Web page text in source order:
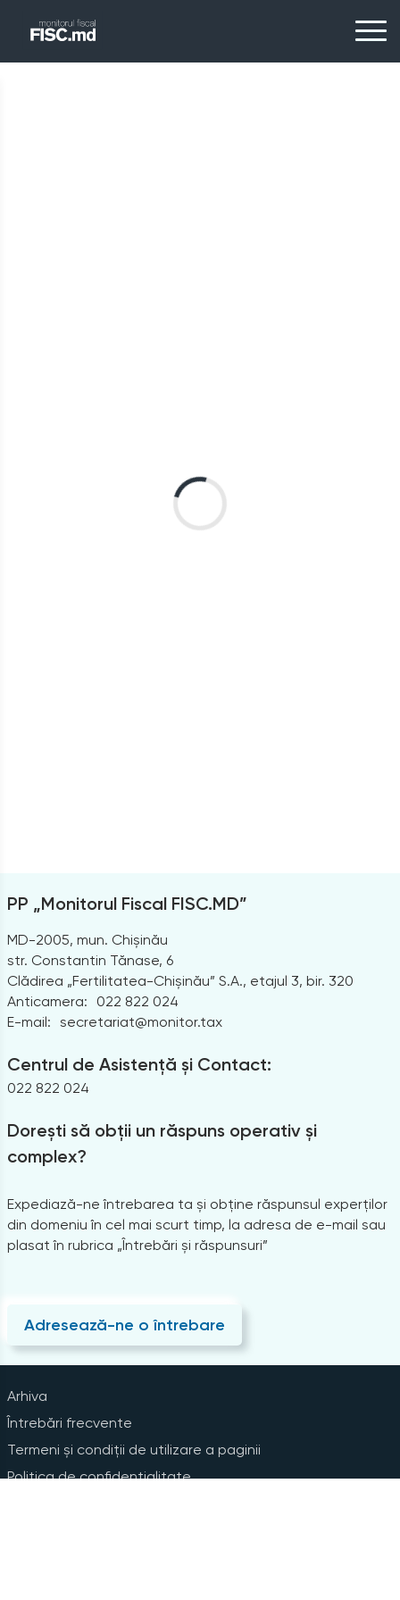
PP „Monitorul Fiscal FISC.MD”
MD-2005, mun. Chișinău
str. Constantin Tănase, 6
Clădirea „Fertilitatea-Chișinău” S.A., etajul 3, bir. 320
Anticamera:
022 822 024
E-mail: secretariat@monitor.tax
Centrul de Asistență și Contact:
022 822 024
Dorești să obții un răspuns operativ și
complex?
Expediază-ne întrebarea ta și obține răspunsul experților
din domeniu în cel mai scurt timp, la adresa de e-mail sau
plasat în rubrica „Întrebări și răspunsuri”
Adresează-ne o întrebare
Arhiva
Întrebări frecvente
Termeni și condiții de utilizare a paginii
Politica de confidențialitate